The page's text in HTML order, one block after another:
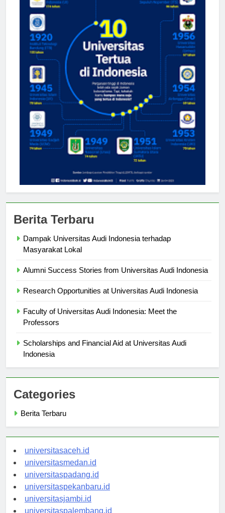
Dampak Universitas Audi Indonesia terhadap
Faculty of Universitas Audi Indonesia: Meet the
Scholarships and Financial Aid at Universitas Audi
Categories
universitasaceh.id
universitasmedan.id
universitaspadang.id
universitaspekanbaru.id
universitasjambi.id